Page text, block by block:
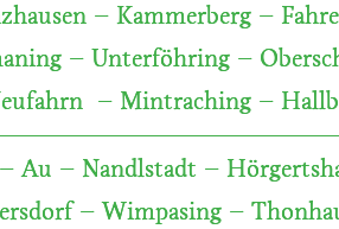
– Kammerberg –
– Unterföhring –
– Mintraching –
Au – Nandlstadt –
– Wimpasing –